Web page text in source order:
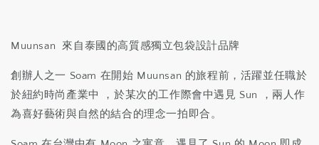
Muunsan 來自泰國的高質感獨立包袋設計品牌
創辦人之一 Soam 在開始 Muunsan 的旅程前，活躍並任職於
於紐約時尚產業中 ，於某次的工作際會中遇見 Sun ，兩人作
為喜好藝術與自然的結合的理念一拍即合。